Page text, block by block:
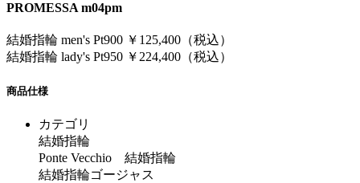
PROMESSA m04pm
結婚指輪 men's Pt900 ￥125,400（税込）
結婚指輪 lady's Pt950 ￥224,400（税込）
商品仕様
カテゴリ
結婚指輪
Ponte Vecchio 結婚指輪
結婚指輪ゴージャス